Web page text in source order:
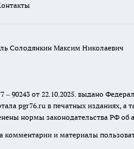
Солодянкин Максим Николаевич
90243 от 22.10.2025. выдано
pgr76.ru в печатных изданиях,
нормы законодательства РФ об
комментарии и материалы